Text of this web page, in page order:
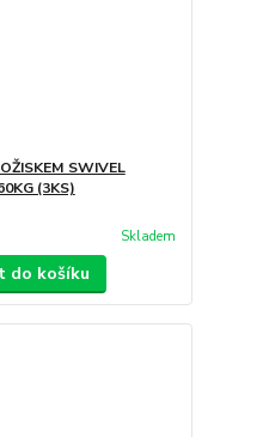
SWIVEL
(3KS)
Skladem
do košíku